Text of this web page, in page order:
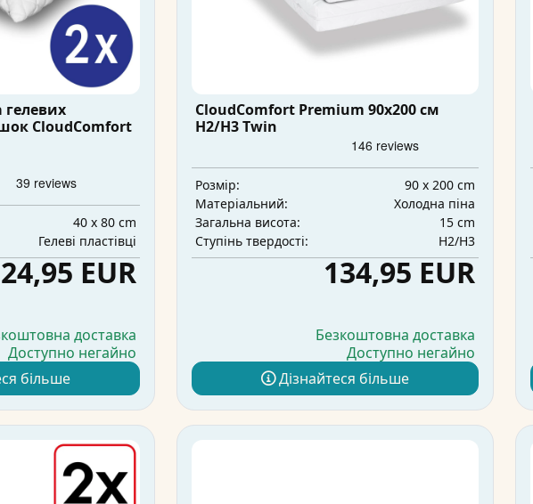
гелевих
CloudComfort
40 x 80 cm
Гелеві пластівці
24,95 EUR
доставка
Доступно негайно
більше
CloudComfort Premium 90x200 см
H2/H3 Twin
Розмір:
90 x 200 cm
Матеріальний:
Холодна піна
Загальна висота:
15 cm
Ступінь твердості:
H2/H3
134,95 EUR
Безкоштовна доставка
Доступно негайно
Дізнайтеся більше